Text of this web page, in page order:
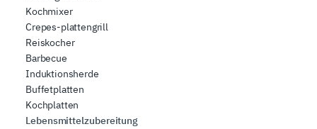
Kochmixer
Crepes-plattengrill
Reiskocher
Barbecue
Induktionsherde
Buffetplatten
Kochplatten
Lebensmittelzubereitung